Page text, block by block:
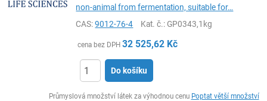
non-animal from fermentation, suitable for…
CAS:9012-76-4 Kat. č.: GP0343,1kg
cena bez DPH 32 525,62 Kč
Do košíku
Průmyslová množství látek za výhodnou cenu Poptat větší množství